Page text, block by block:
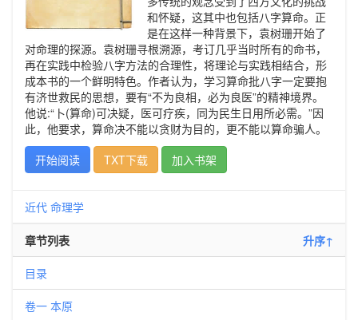
和怀疑，这其中也包括八字算命。正
是在这样一种背景下，袁树珊开始了
对命理的探源。袁树珊寻根溯源，考订几乎当时所有的命书，
再在实践中检验八字方法的合理性，将理论与实践相结合，形
成本书的一个鲜明特色。作者认为，学习算命批八字一定要抱
有济世救民的思想，要有“不为良相，必为良医”的精神境界。
他说:“卜(算命)可决疑，医可疗疾，同为民生日用所必需。”因
此，他要求，算命决不能以贪财为目的，更不能以算命骗人。
开始阅读
TXT下载 加入书架
近代 命理学
章节列表 升序↑
目录
卷一 本原